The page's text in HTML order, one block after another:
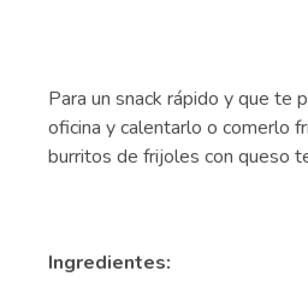
Para un snack rápido y que te
oficina y calentarlo o comerlo
burritos de frijoles con queso
Ingredientes: